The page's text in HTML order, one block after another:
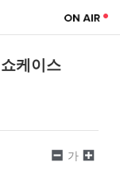
케이스
가